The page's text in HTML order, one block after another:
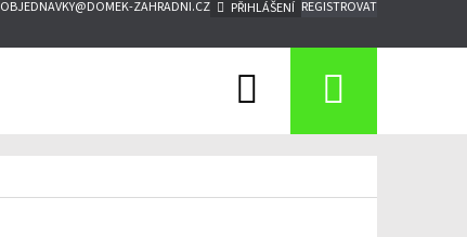
OBJEDNAVKY@DOMEK-ZAHRADNI.CZ PŘIHLÁŠENÍ REGISTROVAT
Hledat